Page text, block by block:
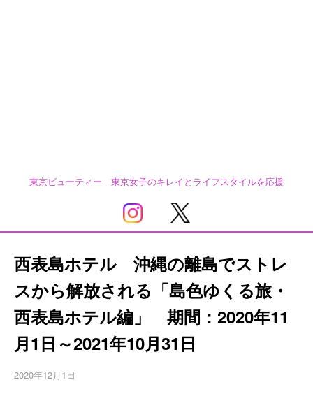
東京ビューティー 東京女子のキレイとライフスタイルを応援
西表島ホテル 沖縄の離島でストレ
スから解放される「島色ゆくる旅・
西表島ホテル編」 期間：2020年11
月1日～2021年10月31日
2020年12月1日